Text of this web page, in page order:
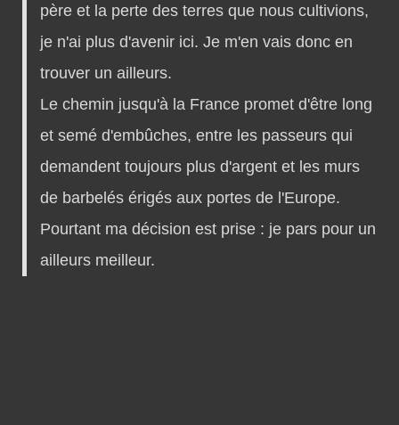
père et la perte des terres que nous cultivions,
je n'ai plus d'avenir ici. Je m'en vais donc en
trouver un ailleurs.
Le chemin jusqu'à la France promet d'être long
et semé d'embûches, entre les passeurs qui
demandent toujours plus d'argent et les murs
de barbelés érigés aux portes de l'Europe.
Pourtant ma décision est prise : je pars pour un
ailleurs meilleur.